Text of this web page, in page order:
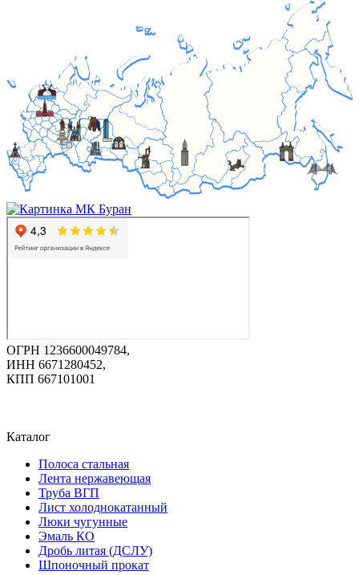
ОГРН 1236600049784,
ИНН 6671280452,
КПП 667101001
Каталог
Полоса стальная
Лента нержавеющая
Труба ВГП
Лист холоднокатанный
Люки чугунные
Эмаль КО
Дробь литая (ДСЛУ)
Шпоночный прокат